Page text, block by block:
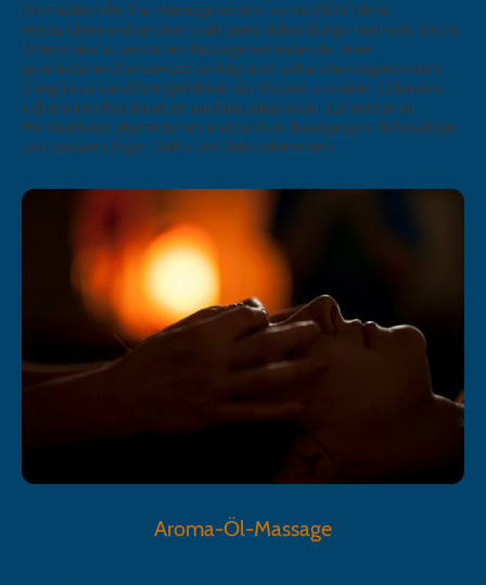
Die traditionelle Thai-Massage ist eine vor ca 2500 Jahren
entstandene und seitdem praktizierte Behandlungs-methode, die im
Unterschied zu westlichen Massagemethoden die einen
ganzheitlichen Denkansatz verfolgt und sich an den sogenannten
Energielinien und Energiefeldern des Körpers orientiert. Es handelt
sich um eine Kombination aus Druckakupressur-Elementen an
Meridianlinien, rhythmischen und sanften Bewegungen, Reflexologie
und passiven Yoga-, Dehn-und Streckelementen.
Aroma-Öl-Massage